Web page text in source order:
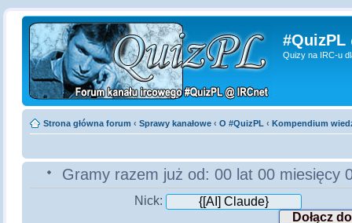
#QuizPL
Quizy na IRC-u
Strona główna forum ‹ Sprawy kanałowe ‹ O #QuizPL ‹ Kompendium
Gramy razem już od: 00 lat 00 miesięcy
Nick: